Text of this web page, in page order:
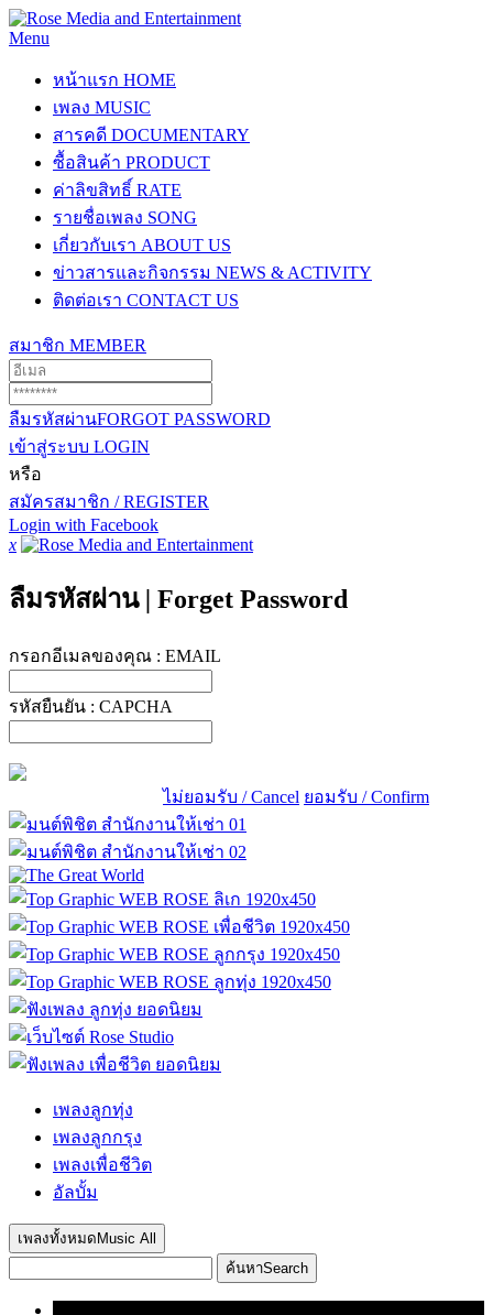
Menu
หน้าแรก HOME
เพลง MUSIC
สารคดี DOCUMENTARY
ซื้อสินค้า PRODUCT
ค่าลิขสิทธิ์ RATE
รายชื่อเพลง SONG
เกี่ยวกับเรา ABOUT US
ข่าวสารและกิจกรรม NEWS & ACTIVITY
ติดต่อเรา CONTACT US
สมาชิก MEMBER
ลืมรหัสผ่านFORGOT PASSWORD
เข้าสู่ระบบ LOGIN
หรือ
สมัครสมาชิก / REGISTER
Login with Facebook
x
ลืมรหัสผ่าน | Forget Password
กรอกอีเมลของคุณ : EMAIL
รหัสยืนยัน : CAPCHA
ไม่ยอมรับ / Cancel ยอมรับ / Confirm
เพลงลูกทุ่ง
เพลงลูกกรุง
เพลงเพื่อชีวิต
อัลบั้ม
เพลงทั้งหมด Music All
ค้นหาSearch